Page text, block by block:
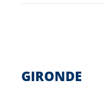
GIRONDE